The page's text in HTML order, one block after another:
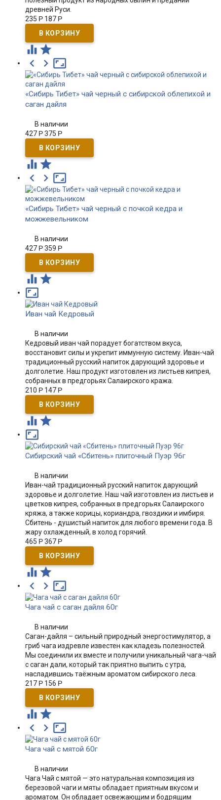
древней Руси.
235 Р 187 Р
 

 
«Сибирь Тибет» чай черный с сибирской облепихой и
саган дайля
В наличии
427 Р 375 Р
 

 
«Сибирь Тибет» чай черный с почкой кедра и
можжевельником
В наличии
427 Р 359 Р
 

Иван чай Кедровый
В наличии
Кедровый иван чай порадует богатством вкуса,
восстановит силы и укрепит иммунную систему. Иван-чай
традиционный русский напиток дарующий здоровье и
долголетие. Наш продукт изготовлен из листьев кипрея,
собранных в предгорьях Салаирского кража.
210 Р 147 Р
 

Сибирский чай «Сбитень» плиточный Пуэр 96г
В наличии
Иван-чай традиционный русский напиток дарующий
здоровье и долголетие. Наш чай изготовлен из листьев и
цветков кипрея, собранных в предгорьях Салаирского
кряжа, а также корицы, кориандра, гвоздики и имбиря.
Сбитень - душистый напиток для любого времени года. В
жару охлажденный, в холод горячий.
465 Р 367 Р
 

 
Чага чай с саган дайля 60г
В наличии
Саган-дайля – сильный природный энергостимулятор, а
гриб чага издревле известен как кладезь полезностей.
Мы соединили их вместе и получили уникальный чага-чай
с саган дали, который так приятно выпить с утра,
насладившись таёжным ароматом сибирского леса.
217 Р 156 Р
 

 
Чага чай с мятой 60г
В наличии
Чага Чай с мятой — это натуральная композиция из
березовой чаги и мяты обладает приятным вкусом и
ароматом. Он обладает освежающим и бодрящим